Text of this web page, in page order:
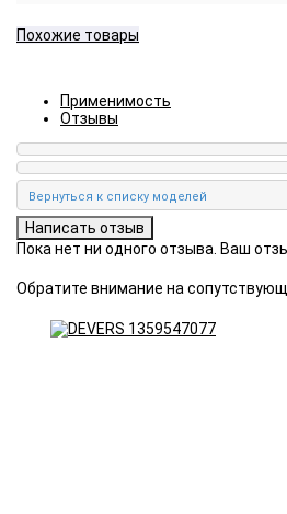
Похожие товары
Применимость
Отзывы
Пока нет ни одного отзыва. Ваш
Обратите внимание на